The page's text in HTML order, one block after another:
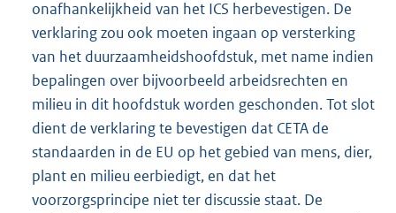
onafhankelijkheid van het ICS herbevestigen. De
verklaring zou ook moeten ingaan op versterking
van het duurzaamheidshoofdstuk, met name indien
bepalingen over bijvoorbeeld arbeidsrechten en
milieu in dit hoofdstuk worden geschonden. Tot slot
dient de verklaring te bevestigen dat CETA de
standaarden in de EU op het gebied van mens, dier,
plant en milieu eerbiedigt, en dat het
voorzorgsprincipe niet ter discussie staat. De